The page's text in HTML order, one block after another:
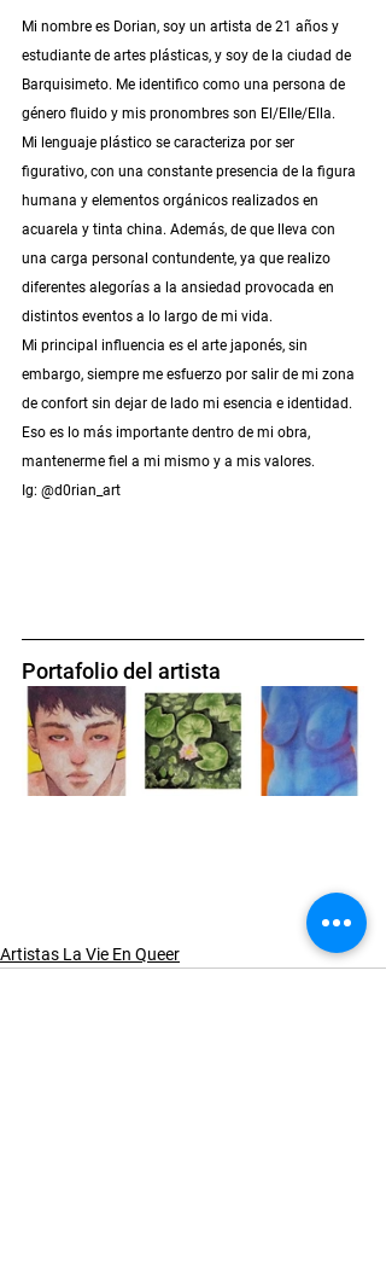
Mi nombre es Dorian, soy un artista de 21 años y
estudiante de artes plásticas, y soy de la ciudad de
Barquisimeto. Me identifico como una persona de
género fluido y mis pronombres son El/Elle/Ella.
Mi lenguaje plástico se caracteriza por ser
figurativo, con una constante presencia de la figura
humana y elementos orgánicos realizados en
acuarela y tinta china. Además, de que lleva con
una carga personal contundente, ya que realizo
diferentes alegorías a la ansiedad provocada en
distintos eventos a lo largo de mi vida.
Mi principal influencia es el arte japonés, sin
embargo, siempre me esfuerzo por salir de mi zona
de confort sin dejar de lado mi esencia e identidad.
Eso es lo más importante dentro de mi obra,
mantenerme fiel a mi mismo y a mis valores.
Ig: @d0rian_art
Portafolio del artista
Artistas La Vie En Queer